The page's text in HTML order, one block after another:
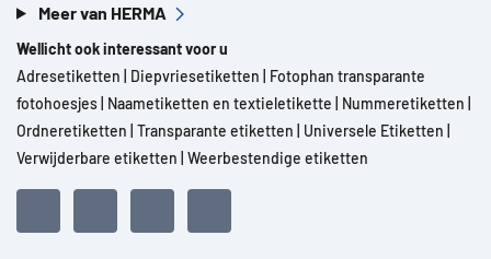
Meer van HERMA
Wellicht ook interessant voor u
Adresetiketten
Diepvriesetiketten
Fotophan transparante
fotohoesjes Naametiketten en textieletikette Nummeretiketten
Ordneretiketten Transparante etiketten Universele Etiketten
Verwijderbare etiketten Weerbestendige etiketten